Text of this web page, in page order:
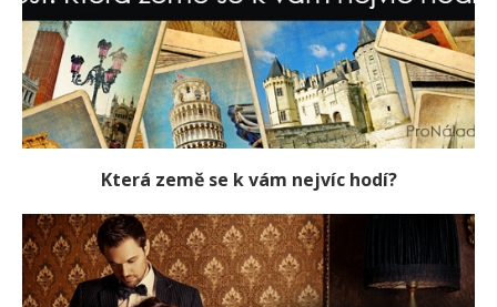
Která země se k vám nejvíc hodí?